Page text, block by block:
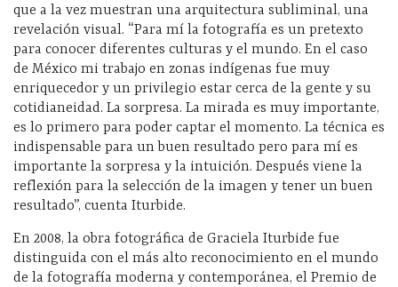
que a la vez muestran una arquitectura subliminal, una
revelación visual. “Para mí la fotografía es un pretexto
para conocer diferentes culturas y el mundo. En el caso
de México mi trabajo en zonas indígenas fue muy
enriquecedor y un privilegio estar cerca de la gente y su
cotidianeidad. La sorpresa. La mirada es muy importante,
es lo primero para poder captar el momento. La técnica es
indispensable para un buen resultado pero para mí es
importante la sorpresa y la intuición. Después viene la
reflexión para la selección de la imagen y tener un buen
resultado”, cuenta Iturbide.
En 2008, la obra fotográfica de Graciela Iturbide fue
distinguida con el más alto reconocimiento en el mundo
de la fotografía moderna y contemporánea, el Premio de